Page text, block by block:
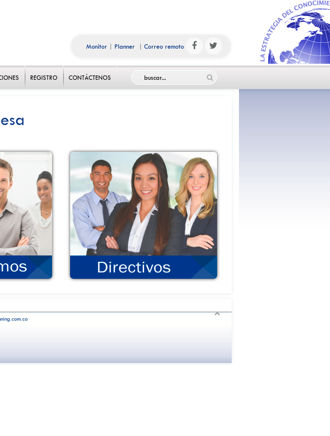
Monitor| Planner| Correo remoto
REGISTRO CONTÁCTENOS